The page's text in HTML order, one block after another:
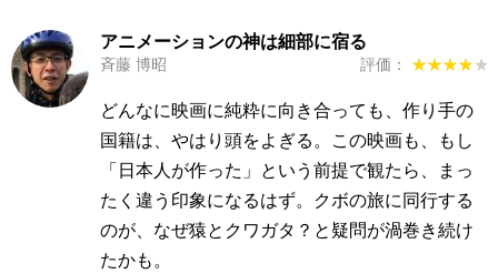
アニメーションの神は細部に宿る
斉藤 博昭 評価： ★★★★★
★★★★★
どんなに映画に純粋に向き合っても、作り手の
国籍は、やはり頭をよぎる。この映画も、もし
「日本人が作った」という前提で観たら、まっ
たく違う印象になるはず。クボの旅に同行する
のが、なぜ猿とクワガタ？と疑問が渦巻き続け
たかも。